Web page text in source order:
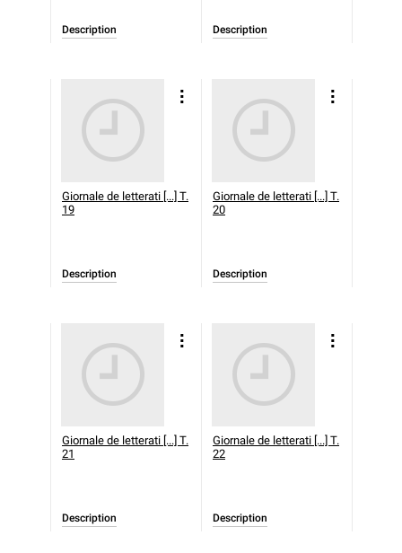
Description Description
Giornale de letterati [...] T.
19
Description
Giornale de letterati [...] T.
20
Description
Giornale de letterati [...] T.
21
Description
Giornale de letterati [...] T.
22
Description